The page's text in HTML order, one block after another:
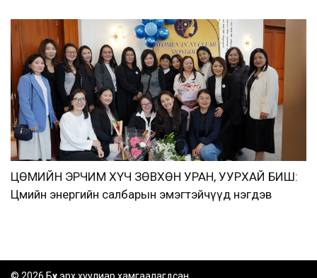
ЦӨМИЙН ЭРЧИМ ХҮЧ ЗӨВХӨН УРАН, УУРХАЙ БИШ:
Цөмийн энергийн салбарын эмэгтэйчүүд нэгдэв